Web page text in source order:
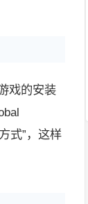
戏的安装
式”，这样